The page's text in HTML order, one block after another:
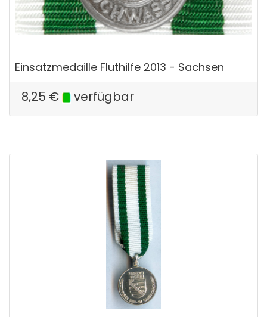
Einsatzmedaille Fluthilfe 2013 - Sachsen
8,25 € verfügbar